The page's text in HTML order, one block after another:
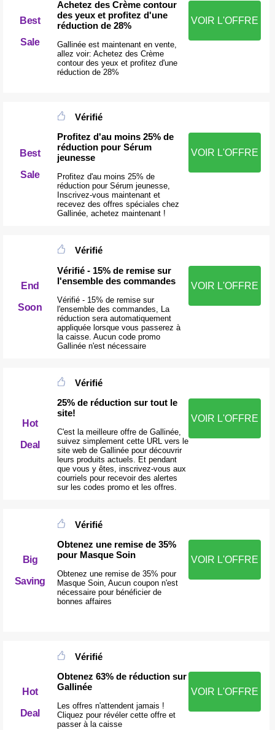
Best
Sale
Achetez des Crème contour
des yeux et profitez d'une
réduction de 28%
Gallinée est maintenant en vente,
allez voir: Achetez des Crème
contour des yeux et profitez d'une
réduction de 28%
VOIR L'OFFRE
Best
Sale
Vérifié
Profitez d'au moins 25% de
réduction pour Sérum
jeunesse
Profitez d'au moins 25% de
réduction pour Sérum jeunesse,
Inscrivez-vous maintenant et
recevez des offres spéciales chez
Gallinée, achetez maintenant !
VOIR L'OFFRE
End
Soon
Vérifié
Vérifié - 15% de remise sur
l'ensemble des commandes
Vérifié - 15% de remise sur
l'ensemble des commandes, La
réduction sera automatiquement
appliquée lorsque vous passerez à
la caisse. Aucun code promo
Gallinée n'est nécessaire
VOIR L'OFFRE
Hot
Deal
Vérifié
25% de réduction sur tout le
site!
C'est la meilleure offre de Gallinée,
suivez simplement cette URL vers le
site web de Gallinée pour découvrir
leurs produits actuels. Et pendant
que vous y êtes, inscrivez-vous aux
courriels pour recevoir des alertes
sur les codes promo et les offres.
VOIR L'OFFRE
Big
Saving
Vérifié
Obtenez une remise de 35%
pour Masque Soin
Obtenez une remise de 35% pour
Masque Soin, Aucun coupon n'est
nécessaire pour bénéficier de
bonnes affaires
VOIR L'OFFRE
Hot
Deal
Vérifié
Obtenez 63% de réduction sur
Gallinée
Les offres n'attendent jamais !
Cliquez pour révéler cette offre et
passer à la caisse
VOIR L'OFFRE